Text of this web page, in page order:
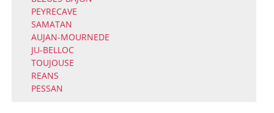
PEYRECAVE
SAMATAN
AUJAN-MOURNEDE
JU-BELLOC
TOUJOUSE
REANS
PESSAN